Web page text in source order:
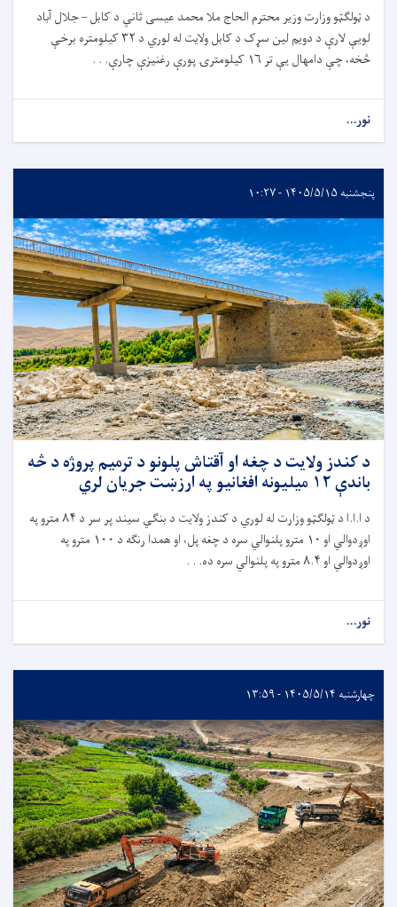
د ټولګټو وزارت وزیر محترم الحاج ملا محمد عیسی ثاني د کابل – جلال آباد
لویې لارې د دویم لین سړک د کابل ولايت له لوري د ۳۲کیلومتره برخې
څخه، چې دامهال یې تر۱۶ کیلومترۍ پورې رغنیزې چارې. . .
نور...
پنجشنبه ۱۴۰۵/۵/۱۵ - ۱۰:۲۷
د کندز ولایت د چغه او آقتاش پلونو د ترمیم پروژه د څه
باندې ۱۲ میلیونه افغانیو په ارزښت جریان لري
د ا.ا.ا د ټولګټو وزارت له لوري د کندز ولایت د بنګي سیند پر سر د ۸۴مترو په
اوږدوالي او ۱۰ مترو پلنوالي سره د چغه پل، او همدا رنګه د ۱۰۰ مترو په
اوږدوالي او۸.۴مترو په پلنوالي سره ده. . .
نور...
چهارشنبه ۱۴۰۵/۵/۱۴ - ۱۳:۵۹